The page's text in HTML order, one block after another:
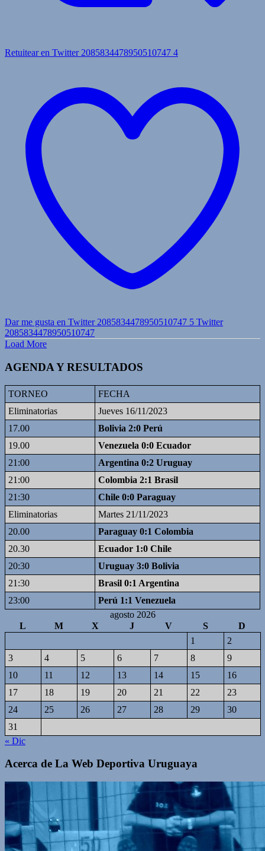
Retuitear en Twitter 2085834478950510747 4
Dar me gusta en Twitter 2085834478950510747 5 Twitter
2085834478950510747
Load More
AGENDA Y RESULTADOS
TORNEO
FECHA
Eliminatorias
Jueves 16/11/2023
17.00
Bolivia 2:0 Perú
19.00
Venezuela 0:0 Ecuador
21:00
Argentina 0:2 Uruguay
21:00
Colombia 2:1 Brasil
21:30
Chile 0:0 Paraguay
Eliminatorias
Martes 21/11/2023
20.00
Paraguay 0:1 Colombia
20.30
Ecuador 1:0 Chile
20:30
Uruguay 3:0 Bolivia
21:30
Brasil 0:1 Argentina
23:00
Perú 1:1 Venezuela
agosto 2026
L
M X J V S
D
1
2
3
4 5 6 7 8
9
10
11 12 13 14 15
16
17
18 19 20 21 22
23
24
25 26 27 28 29
30
31
« Dic
Acerca de La Web Deportiva Uruguaya